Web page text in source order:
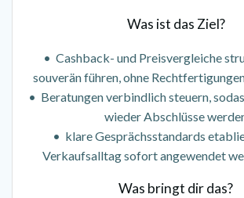
Was ist das Ziel?
• Cashback- und Preisvergleiche
souverän führen, ohne
• Beratungen verbindlich steuern,
wieder Abschlüsse
• klare Gesprächsstandards
Verkaufsalltag sofort angewendet
Was bringt dir das?